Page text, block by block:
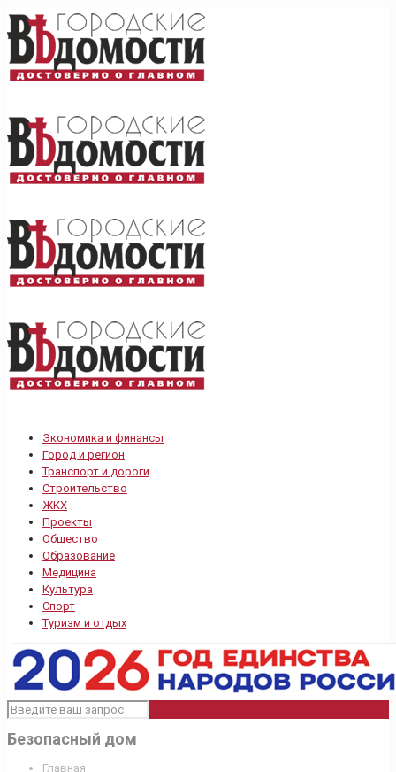
Экономика и финансы
Город и регион
Транспорт и дороги
Строительство
ЖКХ
Проекты
Общество
Образование
Медицина
Культура
Спорт
Туризм и отдых
Безопасный дом
Главная